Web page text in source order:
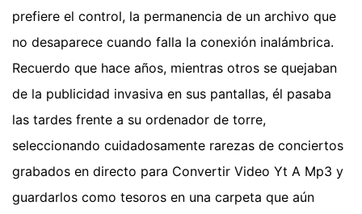
prefiere el control, la permanencia de un archivo que
no desaparece cuando falla la conexión inalámbrica.
Recuerdo que hace años, mientras otros se quejaban
de la publicidad invasiva en sus pantallas, él pasaba
las tardes frente a su ordenador de torre,
seleccionando cuidadosamente rarezas de conciertos
grabados en directo para Convertir Video Yt A Mp3 y
guardarlos como tesoros en una carpeta que aún